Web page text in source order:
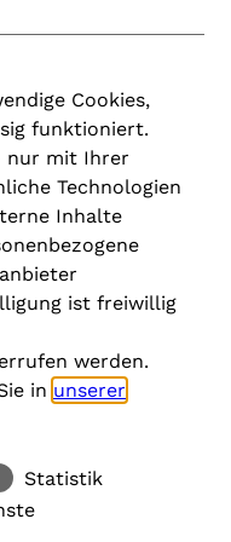
Cookies,
funktioniert.
nur mit Ihrer
Technologien
Inhalte
ist freiwillig
werden.
in unserer
Statistik